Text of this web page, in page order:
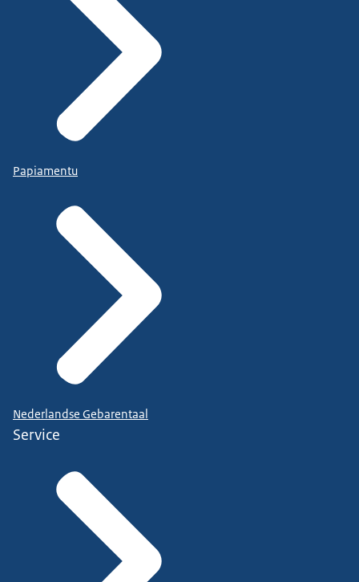
Papiamentu
Nederlandse Gebarentaal
Service